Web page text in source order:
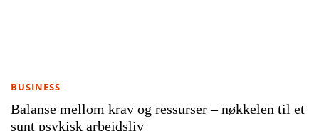
Balanse mellom krav og ressurser – nøkkelen til et
sunt psykisk arbeidsliv
BUSINESS